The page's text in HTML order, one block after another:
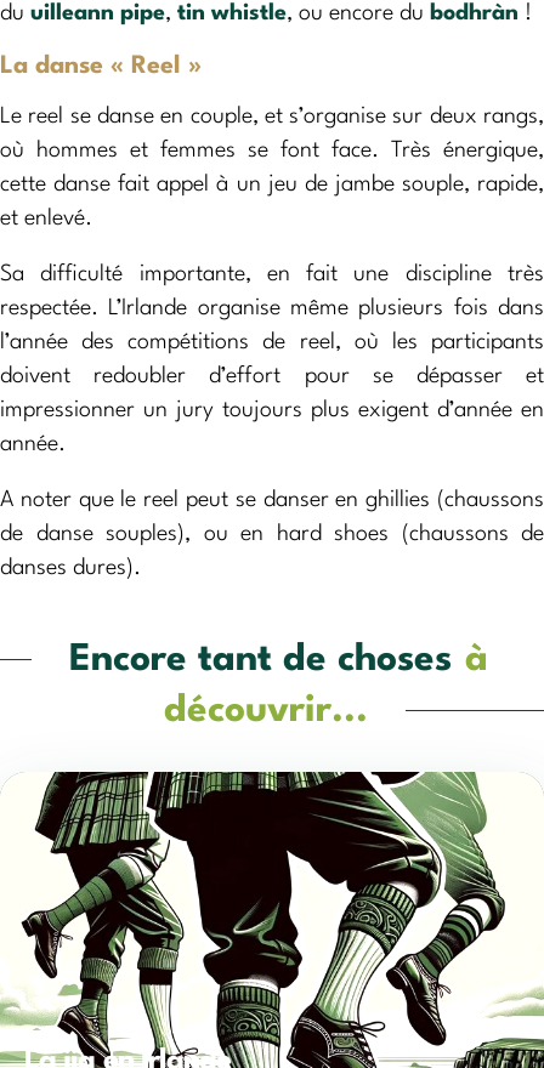
du uilleann pipe, tin whistle, ou encore du bodhràn !
La danse « Reel »
Le reel se danse en couple, et s’organise sur deux rangs,
où hommes et femmes se font face. Très énergique,
cette danse fait appel à un jeu de jambe souple, rapide,
et enlevé.
Sa difficulté importante, en fait une discipline très
respectée. L’Irlande organise même plusieurs fois dans
l’année des compétitions de reel, où les participants
doivent redoubler d’effort pour se dépasser et
impressionner un jury toujours plus exigent d’année en
année.
A noter que le reel peut se danser en ghillies (chaussons
de danse souples), ou en hard shoes (chaussons de
danses dures).
Encore tant de choses à
découvrir...
La jig en Irlande